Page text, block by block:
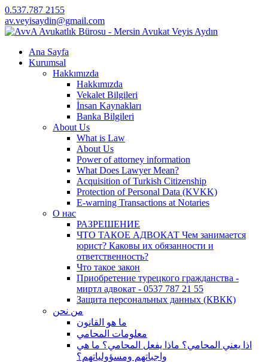
0.537.787 2155
av.veyisaydin@gmail.com
Ana Sayfa
Kurumsal
Hakkımızda
Hakkımızda
Vekalet Bilgileri
İnsan Kaynakları
Banka Bilgileri
About Us
What is Law
About Us
Power of attorney information
What Does Lawyer Mean?
Acquisition of Turkish Citizenship
Protection of Personal Data (KVKK)
E-warning Transactions at Notaries
О нас
РАЗРЕШЕНИЕ
ЧТО ТАКОЕ АДВОКАТ Чем занимается
юрист? Каковы их обязанности и
ответственность?
Что такое закон
Приобретение турецкого гражданства -
миртл адвокат - 0537 787 21 55
Защита персональных данных (КВКК)
من نحن
ما هو القانون
معلومات المحامي
اذا يعني المحامي؟ ماذا يفعل المحامي؟ ما هي
واجباتهم ومسؤولياتهم؟